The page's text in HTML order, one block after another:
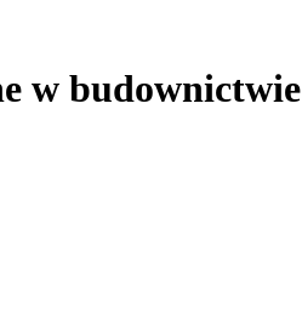
w budownictwie